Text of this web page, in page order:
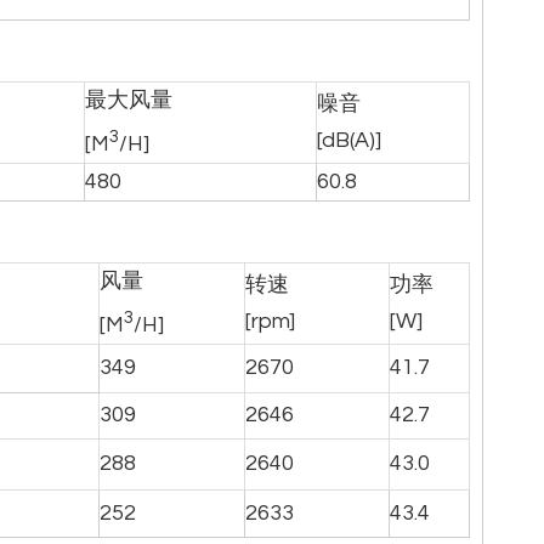
最大风量
[M3/H]
噪音
[dB(A)]
480 60.8
风量
[M3/H]
转速
[rpm]
功率
[W]
349 2670 41.7
309 2646 42.7
288 2640 43.0
252 2633 43.4